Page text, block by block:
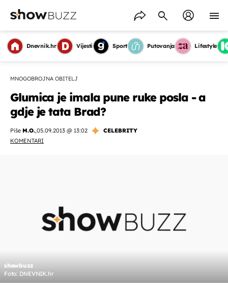
Dnevnik.hr Vijesti Sport Putovanja Lifestyle
MNOGOBROJNA OBITELJ
Glumica je imala pune ruke posla - a
gdje je tata Brad?
Piše M.O.,05.09.2013 @ 13:02
CELEBRITY
KOMENTARI
showbuzz
Foto: DNEVNIK.hr